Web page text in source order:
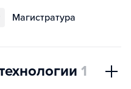
Магистратура
1